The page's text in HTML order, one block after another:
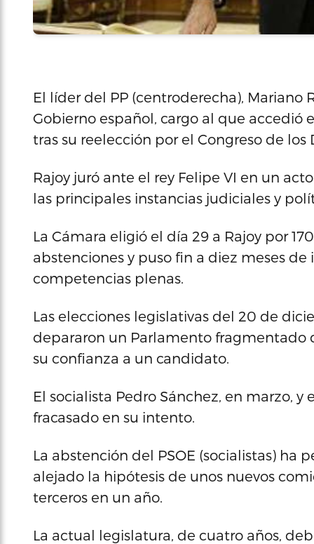
El líder del PP (centroderecha), Mariano
Gobierno español, cargo al que accedió
tras su reelección por el Congreso de
Rajoy juró ante el rey Felipe VI en un
las principales instancias judiciales y
La Cámara eligió el día 29 a Rajoy por
abstenciones y puso fin a diez meses
competencias plenas.
Las elecciones legislativas del 20 de
depararon un Parlamento fragmentado
su confianza a un candidato.
El socialista Pedro Sánchez, en marzo,
fracasado en su intento.
La abstención del PSOE (socialistas) ha
alejado la hipótesis de unos nuevos
terceros en un año.
La actual legislatura, de cuatro años,